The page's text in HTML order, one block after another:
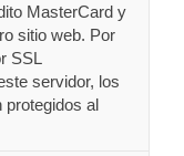
MasterCard y
sitio web. Por
SSL
servidor, los
protegidos al